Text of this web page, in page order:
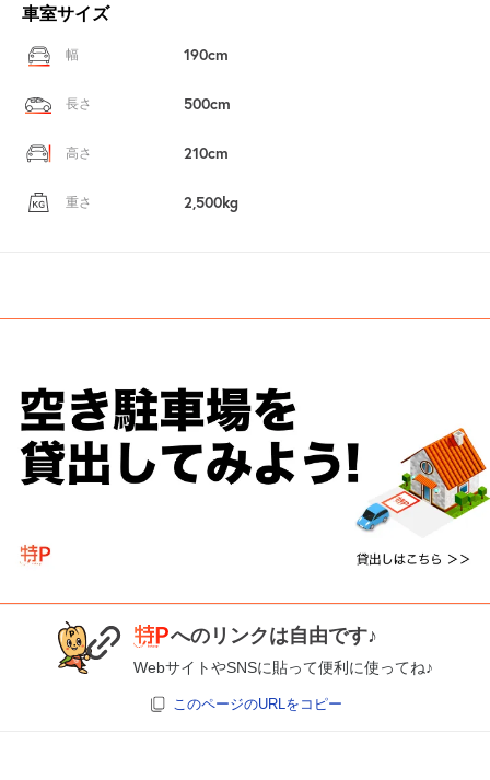
車室サイズ
幅 190cm
長さ 500cm
高さ 210cm
重さ 2,500kg
へのリンクは自由です♪
WebサイトやSNSに貼って便利に使ってね♪
このページのURLをコピー